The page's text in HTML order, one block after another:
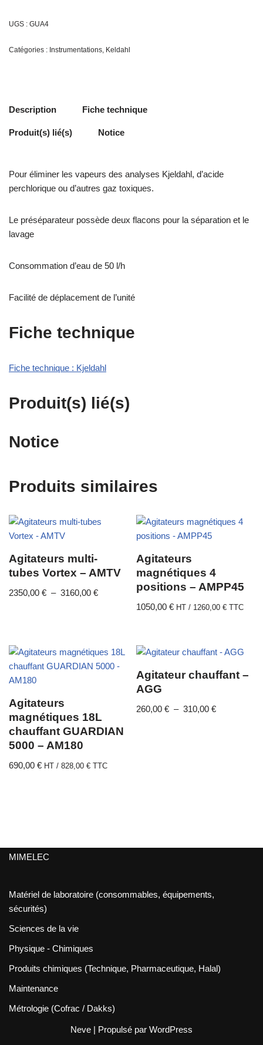
UGS : GUA4
Catégories : Instrumentations, Keldahl
Description Fiche technique
Produit(s) lié(s) Notice
Pour éliminer les vapeurs des analyses Kjeldahl, d’acide
perchlorique ou d’autres gaz toxiques.
Le préséparateur possède deux flacons pour la séparation et le
lavage
Consommation d’eau de 50 l/h
Facilité de déplacement de l’unité
Fiche technique
Fiche technique : Kjeldahl
Produit(s) lié(s)
Notice
Produits similaires
Agitateurs multi-
tubes Vortex – AMTV
2350,00 € – 3160,00 €
Agitateurs
magnétiques 4
positions – AMPP45
1050,00€ HT / 1260,00€ TTC
Agitateurs
magnétiques 18L
chauffant GUARDIAN
5000 – AM180
690,00 € HT / 828,00 € TTC
Agitateur chauffant –
AGG
260,00€ – 310,00€
MIMELEC
Matériel de laboratoire (consommables, équipements,
sécurités)
Sciences de la vie
Physique - Chimiques
Produits chimiques (Technique, Pharmaceutique, Halal)
Maintenance
Métrologie (Cofrac / Dakks)
Neve | Propulsé par WordPress